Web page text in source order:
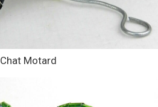
Chat Motard